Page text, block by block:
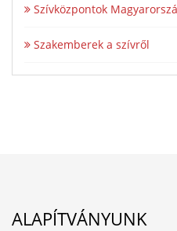
Szívközpontok
Szakemberek a szívről
ALAPÍTVÁNYUNK